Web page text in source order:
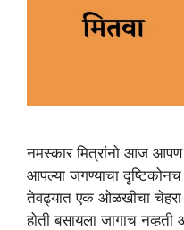
नमस्कार मित्रांनो आज आपण
आपल्या जगण्याचा
तेवढ्यात एक ओळखीचा
होती बसायला जागाच